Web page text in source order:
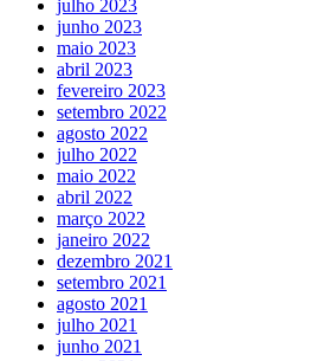
julho 2023
junho 2023
maio 2023
abril 2023
fevereiro 2023
setembro 2022
agosto 2022
julho 2022
maio 2022
abril 2022
março 2022
janeiro 2022
dezembro 2021
setembro 2021
agosto 2021
julho 2021
junho 2021